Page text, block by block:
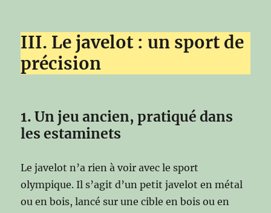
III. Le javelot : un sport de
précision
1. Un jeu ancien, pratiqué dans
les estaminets
Le javelot n’a rien à voir avec le sport
olympique. Il s’agit d’un petit javelot en métal
ou en bois, lancé sur une cible en bois ou en